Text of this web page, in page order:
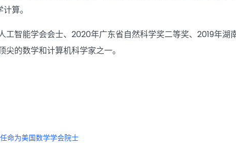
算。
智能学会会士、2020年广东省自然科学奖二等奖、2019年湖
的数学和计算机科学家之一。
命为美国数学学会院士